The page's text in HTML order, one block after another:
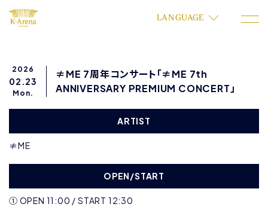
LANGUAGE
2026
02.23
Mon.
≠ME 7周年コンサート「≠ME 7th
ANNIVERSARY PREMIUM CONCERT」
ARTIST
≠ME
OPEN/START
① OPEN 11:00 / START 12:30